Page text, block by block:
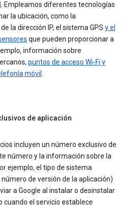
. Empleamos diferentes tecnologías
la ubicación, como la
la dirección IP, el sistema GPS y el
que pueden proporcionar a
información sobre
puntos de acceso Wi-Fi y
móvil .
de aplicación
incluyen un número exclusivo de
número y la información sobre la
ejemplo, el tipo de sistema
de versión de la aplicación)
a Google al instalar o desinstalar
cuando el servicio establece